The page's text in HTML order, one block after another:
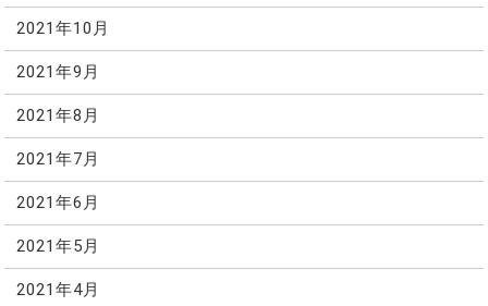
2021年10月
2021年9月
2021年8月
2021年7月
2021年6月
2021年5月
2021年4月